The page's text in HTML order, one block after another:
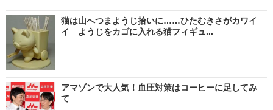
猫は山へつまようじ拾いに……ひたむきさがカワイ
イ ようじをカゴに入れる猫フィギュ...
アマゾンで大人気！血圧対策はコーヒーに足してみ
て